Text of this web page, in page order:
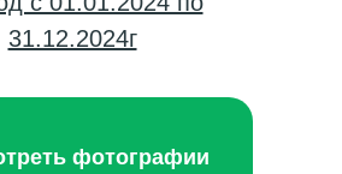
31.12.2024г
фотографии